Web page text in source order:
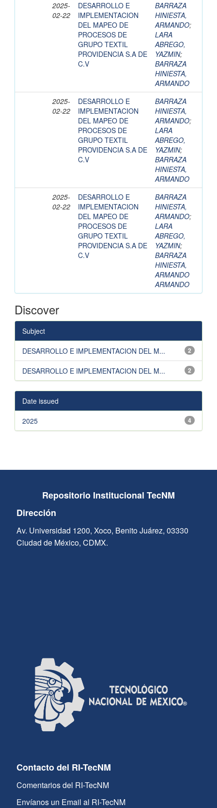
2025-
02-22
DESARROLLO E
IMPLEMENTACION
DEL MAPEO DE
PROCESOS DE
GRUPO TEXTIL
PROVIDENCIA S.A DE
C.V
BARRAZA
HINIESTA,
ARMANDO;
LARA
ABREGO,
YAZMIN;
BARRAZA
HINIESTA,
ARMANDO
2025-
02-22
DESARROLLO E
IMPLEMENTACION
DEL MAPEO DE
PROCESOS DE
GRUPO TEXTIL
PROVIDENCIA S.A DE
C.V
BARRAZA
HINIESTA,
ARMANDO;
LARA
ABREGO,
YAZMIN;
BARRAZA
HINIESTA,
ARMANDO
2025-
02-22
DESARROLLO E
IMPLEMENTACION
DEL MAPEO DE
PROCESOS DE
GRUPO TEXTIL
PROVIDENCIA S.A DE
C.V
BARRAZA
HINIESTA,
ARMANDO;
LARA
ABREGO,
YAZMIN;
BARRAZA
HINIESTA,
ARMANDO
ARMANDO
Discover
Subject
2
DESARROLLO E IMPLEMENTACION DEL M...
2
DESARROLLO E IMPLEMENTACION DEL M...
Date issued
4
2025
Repositorio Institucional TecNM
Dirección
Av. Universidad 1200, Xoco, Benito Juárez, 03330
Ciudad de México, CDMX.
Contacto del RI-TecNM
Comentarios del RI-TecNM
Envíanos un Email al RI-TecNM